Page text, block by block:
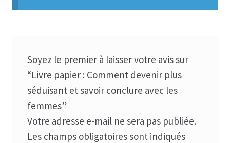
Soyez le premier à laisser votre avis sur
“Livre papier : Comment devenir plus
séduisant et savoir conclure avec les
femmes”
Votre adresse e-mail ne sera pas publiée.
Les champs obligatoires sont indiqués